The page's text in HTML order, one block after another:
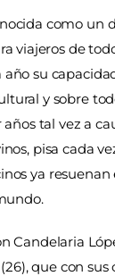
como un
viajeros de
año su
y sobre
tal vez a
pisa cada
ya resuenan
Candelaria
que con sus